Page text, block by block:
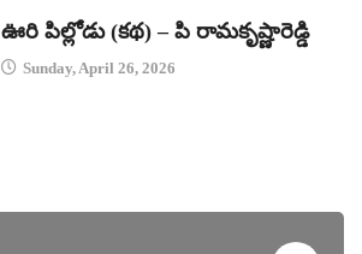
ఊరి పిల్లోడు (కథ) – పి రామకృష్ణారెడ్డి
Sunday, April 26, 2026